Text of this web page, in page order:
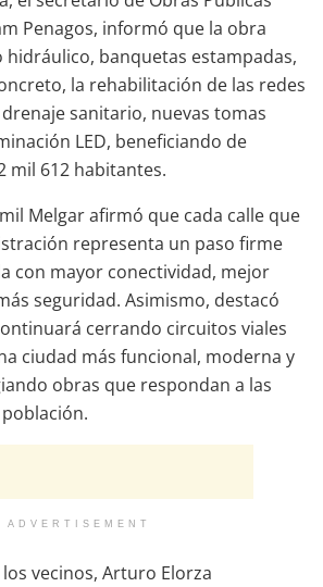
Penagos, informó que la obra
banquetas estampadas,
la rehabilitación de las redes
sanitario, nuevas tomas
LED, beneficiando de
mil 612 habitantes.
Melgar afirmó que cada calle que
representa un paso firme
con mayor conectividad, mejor
seguridad. Asimismo, destacó
cerrando circuitos viales
ciudad más funcional, moderna y
obras que respondan a las
ADVERTISEMENT
vecinos, Arturo Elorza